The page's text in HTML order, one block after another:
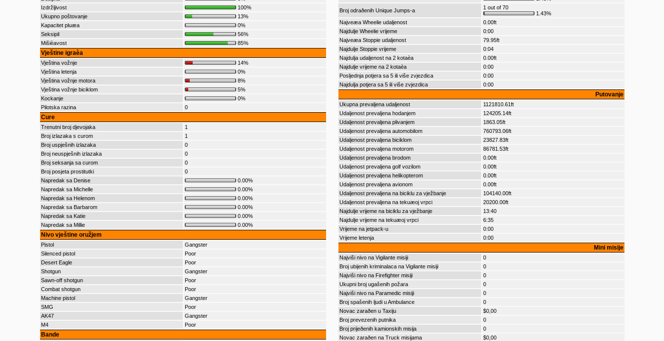
Izdržljivost
100%
Ukupno poštovanje
13%
Kapacitet pluæa
0%
Seksipil
56%
Mišièavost
85%
Vještine igraèa
Vještina vožnje
14%
Vještina letenja
0%
Vještina vožnje motora
8%
Vještina vožnje biciklom
5%
Kockanje
0%
Pilotska razina
0
Cure
Trenutni broj djevojaka
1
Broj izlazaka s curom
1
Broj uspješnih izlazaka
0
Broj neuspješnih izlazaka
0
Broj seksanja sa curom
0
Broj posjeta prostitutki
0
Napredak sa Denise
0.00%
Napredak sa Michelle
0.00%
Napredak sa Helenom
0.00%
Napredak sa Barbarom
0.00%
Napredak sa Katie
0.00%
Napredak sa Millie
0.00%
Nivo vještine oružjem
Pistol
Gangster
Silenced pistol
Poor
Desert Eagle
Poor
Shotgun
Gangster
Sawn-off shotgun
Poor
Combat shotgun
Poor
Machine pistol
Gangster
SMG
Poor
AK47
Gangster
M4
Poor
Bande
Broj odraðenih Unique Jumps-a
1 out of 70
1.43%
Najveæa Wheelie udaljenost
0.00ft
Najdulje Wheelie vrijeme
0:00
Najveæa Stoppie udaljenost
79.95ft
Najdulje Stoppie vrijeme
0:04
Najdulja udaljenost na 2 kotaèa
0.00ft
Najdulje vrijeme na 2 kotaèa
0:00
Posljednja potjera sa 5 ili više zvjezdica
0:00
Najdulja potjera sa 5 ili više zvjezdica
0:00
Putovanje
Ukupna prevaljena udaljenost
1121810.61ft
Udaljenost prevaljena hodanjem
124205.14ft
Udaljenost prevaljena plivanjem
1863.05ft
Udaljenost prevaljena automobilom
760793.06ft
Udaljenost prevaljena biciklom
23827.83ft
Udaljenost prevaljena motorom
86781.53ft
Udaljenost prevaljena brodom
0.00ft
Udaljenost prevaljena golf vozilom
0.00ft
Udaljenost prevaljena helikopterom
0.00ft
Udaljenost prevaljena avionom
0.00ft
Udaljenost prevaljena na biciklu za vježbanje
104140.00ft
Udaljenost prevaljena na tekuæoj vrpci
20200.00ft
Najdulje vrijeme na biciklu za vježbanje
13:40
Najdulje vrijeme na tekuæoj vrpci
6:35
Vrijeme na jetpack-u
0:00
Vrijeme letenja
0:00
Mini misije
Najviši nivo na Vigilante misiji
0
Broj ubijenih kriminalaca na Vigilante misiji
0
Najviši nivo na Firefighter misiji
0
Ukupni broj ugašenih požara
0
Najviši nivo na Paramedic misiji
0
Broj spašenih ljudi u Ambulance
0
Novac zaraðen u Taxiju
$0,00
Broj prevezenih putnika
0
Broj prijeðenih kamionskih misija
0
Novac zaraðen na Truck misijama
$0,00